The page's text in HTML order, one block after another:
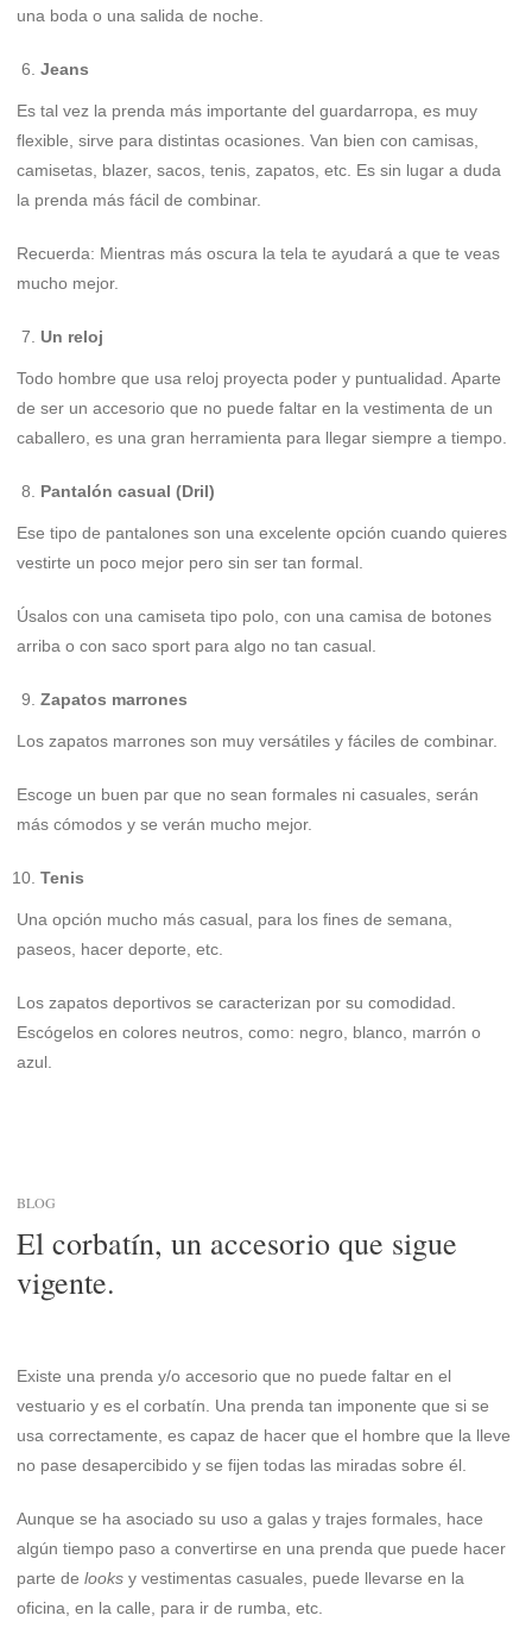
una boda o una salida de noche.
Jeans
Es tal vez la prenda más importante del guardarropa, es muy
flexible, sirve para distintas ocasiones. Van bien con camisas,
camisetas, blazer, sacos, tenis, zapatos, etc. Es sin lugar a duda
la prenda más fácil de combinar.
Recuerda: Mientras más oscura la tela te ayudará a que te veas
mucho mejor.
Un reloj
Todo hombre que usa reloj proyecta poder y puntualidad. Aparte
de ser un accesorio que no puede faltar en la vestimenta de un
caballero, es una gran herramienta para llegar siempre a tiempo.
Pantalón casual (Dril)
Ese tipo de pantalones son una excelente opción cuando quieres
vestirte un poco mejor pero sin ser tan formal.
Úsalos con una camiseta tipo polo, con una camisa de botones
arriba o con saco sport para algo no tan casual.
Zapatos marrones
Los zapatos marrones son muy versátiles y fáciles de combinar.
Escoge un buen par que no sean formales ni casuales, serán
más cómodos y se verán mucho mejor.
Tenis
Una opción mucho más casual, para los fines de semana,
paseos, hacer deporte, etc.
Los zapatos deportivos se caracterizan por su comodidad.
Escógelos en colores neutros, como: negro, blanco, marrón o
azul.
BLOG
El corbatín, un accesorio que sigue
vigente.
Existe una prenda y/o accesorio que no puede faltar en el
vestuario y es el corbatín. Una prenda tan imponente que si se
usa correctamente, es capaz de hacer que el hombre que la lleve
no pase desapercibido y se fijen todas las miradas sobre él.
Aunque se ha asociado su uso a galas y trajes formales, hace
algún tiempo paso a convertirse en una prenda que puede hacer
parte de looks y vestimentas casuales, puede llevarse en la
oficina, en la calle, para ir de rumba, etc.